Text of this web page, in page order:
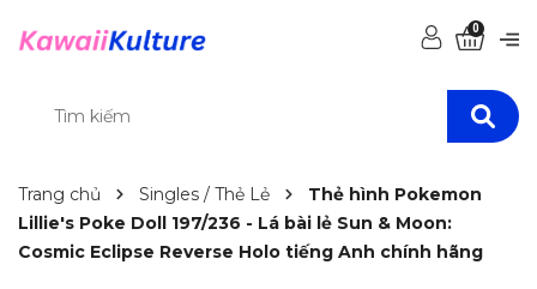
0
Trang chủ Singles / Thẻ Lẻ
Thẻ hình Pokemon
Lillie's Poke Doll 197/236 - Lá bài lẻ Sun & Moon:
Cosmic Eclipse Reverse Holo tiếng Anh chính hãng